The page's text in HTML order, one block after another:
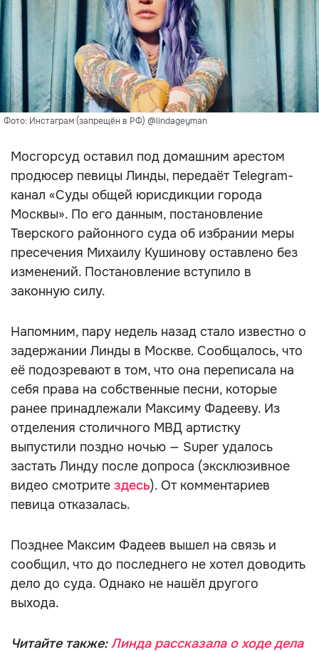
Фото: Инстаграм (запрещён в РФ) @lindageyman
Мосгорсуд оставил под домашним арестом
продюсер певицы Линды, передаёт Telegram-
канал «Суды общей юрисдикции города
Москвы». По его данным, постановление
Тверского районного суда об избрании меры
пресечения Михаилу Кушинову оставлено без
изменений. Постановление вступило в
законную силу.
Напомним, пару недель назад стало известно о
задержании Линды в Москве. Сообщалось, что
её подозревают в том, что она переписала на
себя права на собственные песни, которые
ранее принадлежали Максиму Фадееву. Из
отделения столичного МВД артистку
выпустили поздно ночью — Super удалось
застать Линду после допроса (эксклюзивное
видео смотрите здесь). От комментариев
певица отказалась.
Позднее Максим Фадеев вышел на связь и
сообщил, что до последнего не хотел доводить
дело до суда. Однако не нашёл другого
выхода.
Читайте также:Линда рассказала о ходе дела